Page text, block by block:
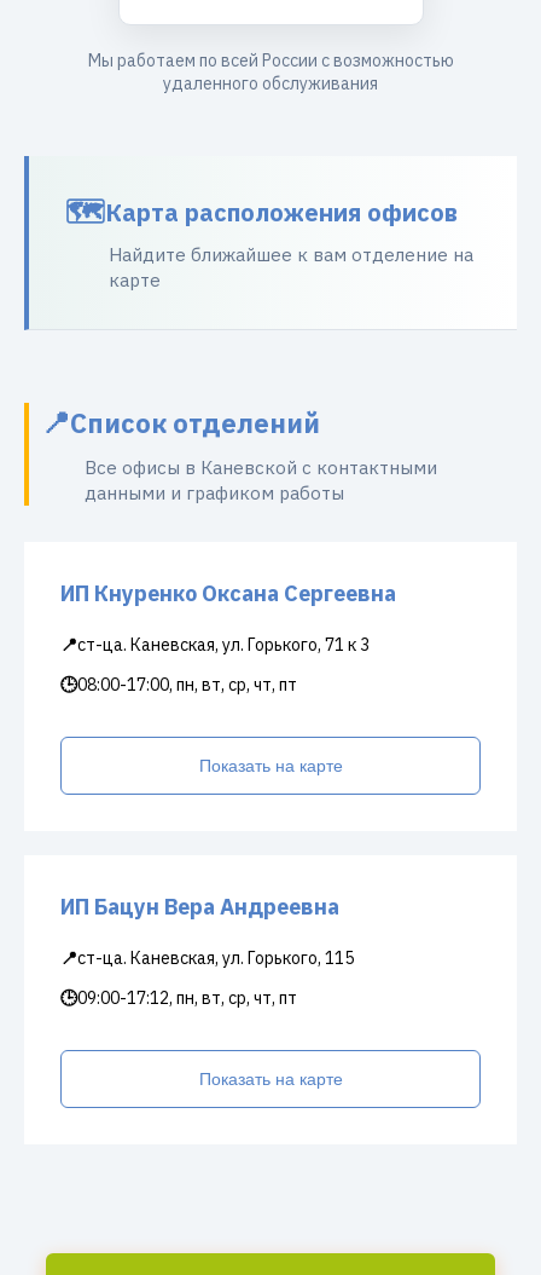
Мы работаем по всей России с возможностью
удаленного обслуживания
Карта расположения офисов
Найдите ближайшее к вам отделение на
карте
Список отделений
Все офисы в Каневской с контактными
данными и графиком работы
ИП Кнуренко Оксана Сергеевна
📍ст-ца. Каневская, ул. Горького, 71 к 3
🕒08:00-17:00, пн, вт, ср, чт, пт
Показать на карте
ИП Бацун Вера Андреевна
📍ст-ца. Каневская, ул. Горького, 115
🕒09:00-17:12, пн, вт, ср, чт, пт
Показать на карте